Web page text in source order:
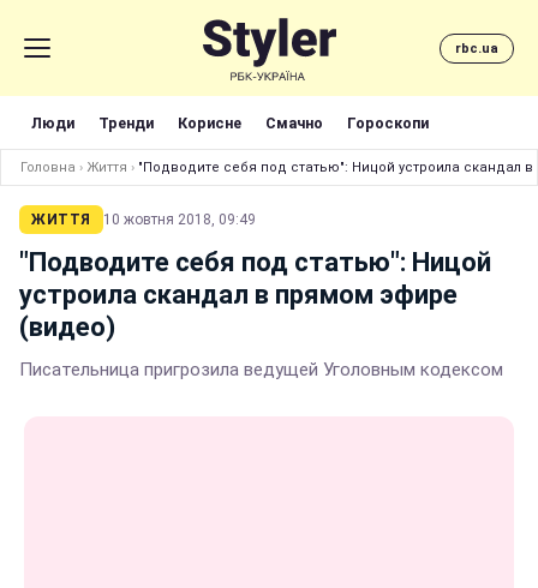
rbc.ua
Люди Тренди Корисне Смачно Гороскопи
Головна › Життя › "Подводите себя под статью": Ницой устроила скандал
ЖИТТЯ 10 жовтня 2018, 09:49
"Подводите себя под статью": Ницой
устроила скандал в прямом эфире
(видео)
Писательница пригрозила ведущей Уголовным кодексом